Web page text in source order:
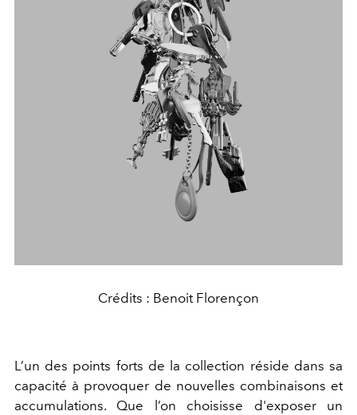
Crédits : Benoit Florençon
L’un des points forts de la collection réside dans sa
capacité à provoquer de nouvelles combinaisons et
accumulations. Que l’on choisisse d'exposer un